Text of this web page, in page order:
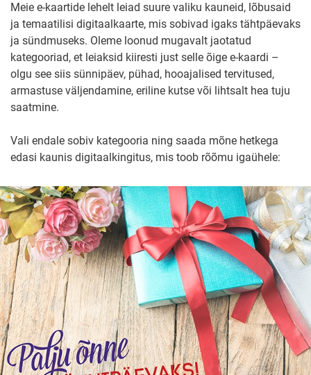
Meie e-kaartide lehelt leiad suure valiku kauneid, lõbusaid
ja temaatilisi digitaalkaarte, mis sobivad igaks tähtpäevaks
ja sündmuseks. Oleme loonud mugavalt jaotatud
kategooriad, et leiaksid kiiresti just selle õige e-kaardi –
olgu see siis sünnipäev, pühad, hooajalised tervitused,
armastuse väljendamine, eriline kutse või lihtsalt hea tuju
saatmine.
Vali endale sobiv kategooria ning saada mõne hetkega
edasi kaunis digitaalkingitus, mis toob rõõmu igaühele: